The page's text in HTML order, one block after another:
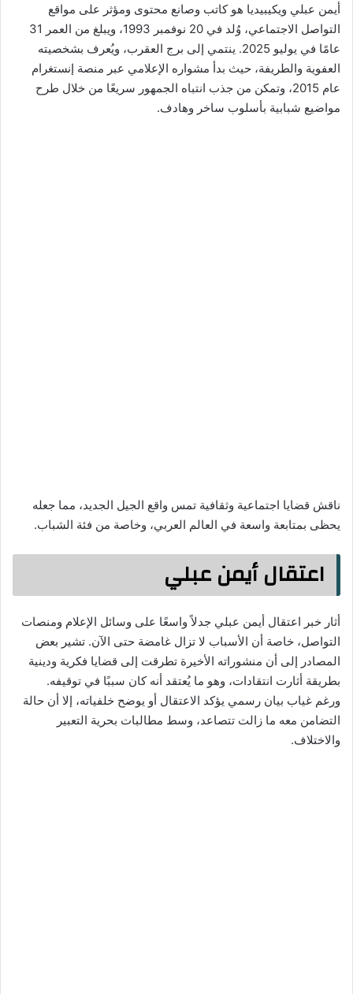
أيمن عبلي ويكيبيديا هو كاتب وصانع محتوى ومؤثر على مواقع
التواصل الاجتماعي، وُلد في 20 نوفمبر 1993، ويبلغ من العمر 31
عامًا في يوليو 2025. ينتمي إلى برج العقرب، ويُعرف بشخصيته
العفوية والطريفة، حيث بدأ مشواره الإعلامي عبر منصة إنستغرام
عام 2015، وتمكن من جذب انتباه الجمهور سريعًا من خلال طرح
مواضيع شبابية بأسلوب ساخر وهادف.
ناقش قضايا اجتماعية وثقافية تمس واقع الجيل الجديد، مما جعله
يحظى بمتابعة واسعة في العالم العربي، وخاصة من فئة الشباب.
اعتقال أيمن عبلي
أثار خبر اعتقال أيمن عبلي جدلاً واسعًا على وسائل الإعلام ومنصات
التواصل، خاصة أن الأسباب لا تزال غامضة حتى الآن. تشير بعض
المصادر إلى أن منشوراته الأخيرة تطرقت إلى قضايا فكرية ودينية
بطريقة أثارت انتقادات، وهو ما يُعتقد أنه كان سببًا في توقيفه.
ورغم غياب بيان رسمي يؤكد الاعتقال أو يوضح خلفياته، إلا أن حالة
التضامن معه ما زالت تتصاعد، وسط مطالبات بحرية التعبير
والاختلاف.